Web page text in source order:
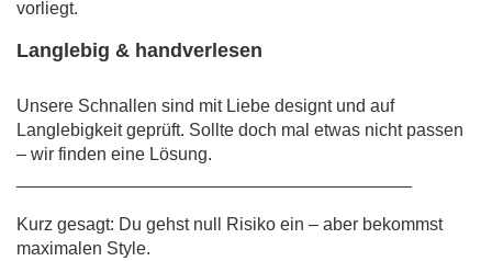
vorliegt.
Langlebig & handverlesen
Unsere Schnallen sind mit Liebe designt und auf
Langlebigkeit geprüft. Sollte doch mal etwas nicht passen
– wir finden eine Lösung.
Kurz gesagt: Du gehst null Risiko ein – aber bekommst
maximalen Style.